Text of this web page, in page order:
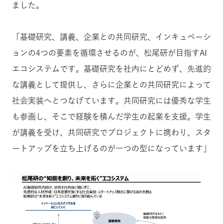
ました。
「基礎研究、講義、企業との共同研究、インキュベーシ
ョンの4つの要素を循環させるのが、松尾研が目指すAI
エコシステムです。基礎研究を社内にとどめず、先進的
な講義として提供し、さらに企業との共同研究によって
社会実装へとつなげています。共同研究には優秀な学生
も参画し、そこで経験を積んだ学生の起業を支援。学生
が講義を受け、共同研究でプロジェクトに携わり、スタ
ートアップを立ち上げるのが一つの型になっています」